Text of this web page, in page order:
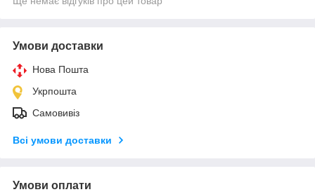
Умови доставки
Нова Пошта
Укрпошта
Самовивіз
Всі умови доставки
Умови оплати